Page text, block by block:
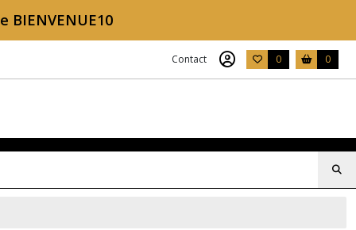
BIENVENUE10
Contact 0 0